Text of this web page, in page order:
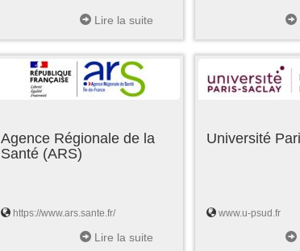
Lire la suite
Agence Régionale de la
Santé (ARS)
https://www.ars.sante.fr/
Lire la suite
Université
www.u-psud.fr